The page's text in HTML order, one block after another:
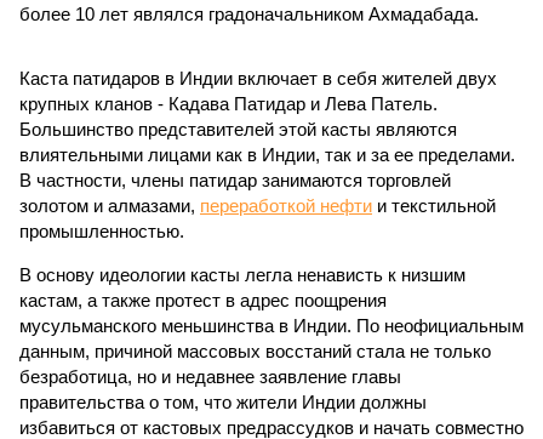
более 10 лет являлся градоначальником Ахмадабада.
Каста патидаров в Индии включает в себя жителей двух
крупных кланов - Кадава Патидар и Лева Патель.
Большинство представителей этой касты являются
влиятельными лицами как в Индии, так и за ее пределами.
В частности, члены патидар занимаются торговлей
золотом и алмазами, переработкой нефти и текстильной
промышленностью.
В основу идеологии касты легла ненависть к низшим
кастам, а также протест в адрес поощрения
мусульманского меньшинства в Индии. По неофициальным
данным, причиной массовых восстаний стала не только
безработица, но и недавнее заявление главы
правительства о том, что жители Индии должны
избавиться от кастовых предрассудков и начать совместно